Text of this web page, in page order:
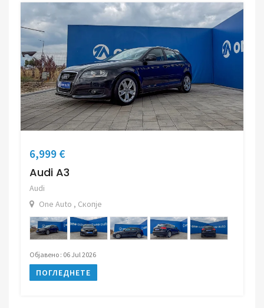
6,999 €
Audi A3
Audi
One Auto , Скопје
Објавено : 06 Jul 2026
ПОГЛЕДНЕТЕ